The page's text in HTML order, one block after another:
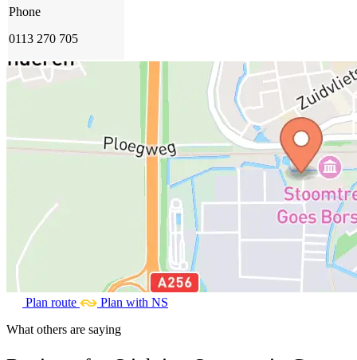
Phone
0113 270 705
Plan route
Plan with NS
What others are saying